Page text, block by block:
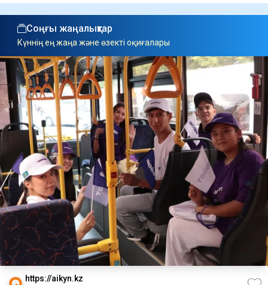
Соңғы жаңалықтар
Күннің ең жаңа және өзекті оқиғалары
https://aikyn.kz